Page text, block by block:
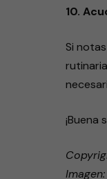
10.
Si
¡Buena